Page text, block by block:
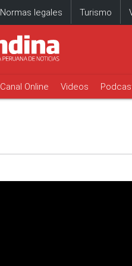
Normas legales Turismo
Canal Online Videos